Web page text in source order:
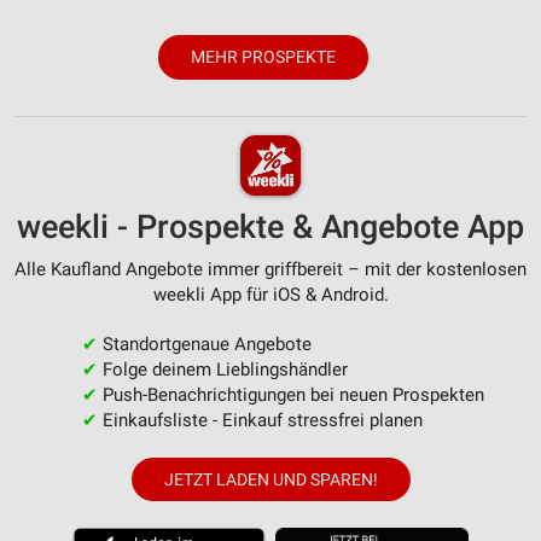
MEHR PROSPEKTE
weekli - Prospekte & Angebote App
Alle Kaufland Angebote immer griffbereit – mit der kostenlosen
weekli App für iOS & Android.
✔ Standortgenaue Angebote
✔ Folge deinem Lieblingshändler
✔ Push-Benachrichtigungen bei neuen Prospekten
✔ Einkaufsliste - Einkauf stressfrei planen
JETZT LADEN UND SPAREN!
Verwendung von Profilen zur Auswahl
Messung der Werbeleistung
Messung der Performance von Inhalten
Analyse von Zielgruppen durch Statistiken oder
Kombinationen von Daten aus verschiedenen
Entwicklung und Verbesserung der Angebote
Verwendung reduzierter Daten zur Auswahl von
Inhalten
Verwendung genauer Standortdaten
Geräte anhand von aktiv angeforderten